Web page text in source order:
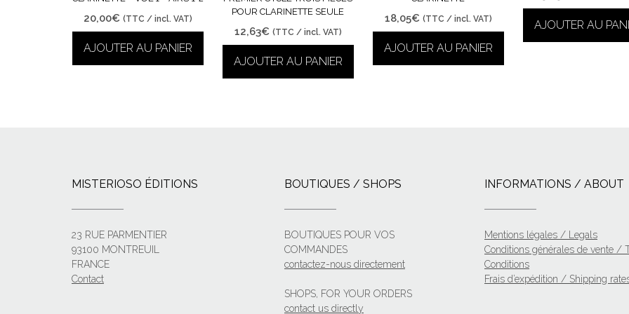
20,00€ (TTC / incl. VAT)
AJOUTER AU PANIER
POUR CLARINETTE SEULE
12,63€ (TTC / incl. VAT)
AJOUTER AU PANIER
18,05€ (TTC / incl. VAT)
AJOUTER AU PANIER
AJOUTER AU
MISTERIOSO ÉDITIONS
23 RUE PARMENTIER
93100 MONTREUIL
FRANCE
Contact
BOUTIQUES / SHOPS
BOUTIQUES POUR VOS
COMMANDES
contactez-nous directement
SHOPS, FOR YOUR ORDERS
contact us directly
INFORMATIONS / ABOUT
Mentions légales / Legals
Conditions générales de vente /
Conditions
Frais d’expédition / Shipping